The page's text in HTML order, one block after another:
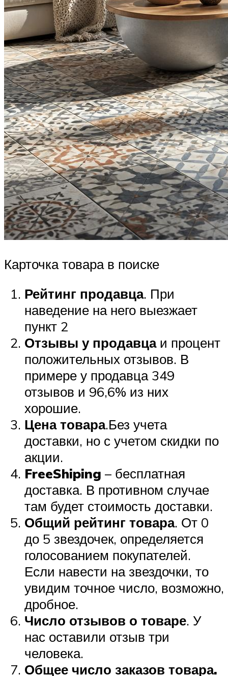
Карточка товара в поиске
Рейтинг продавца. При
наведение на него выезжает
пункт 2
Отзывы у продавцаи процент
положительных отзывов. В
примере у продавца 349
отзывов и 96,6% из них
хорошие.
Цена товара.Без учета
доставки, но с учетом скидки по
акции.
FreeShiping – бесплатная
доставка. В противном случае
там будет стоимость доставки.
Общий рейтинг товара. От 0
до 5 звездочек, определяется
голосованием покупателей.
Если навести на звездочки, то
увидим точное число, возможно,
дробное.
Число отзывов о товаре. У
нас оставили отзыв три
человека.
Общее число заказов товара.